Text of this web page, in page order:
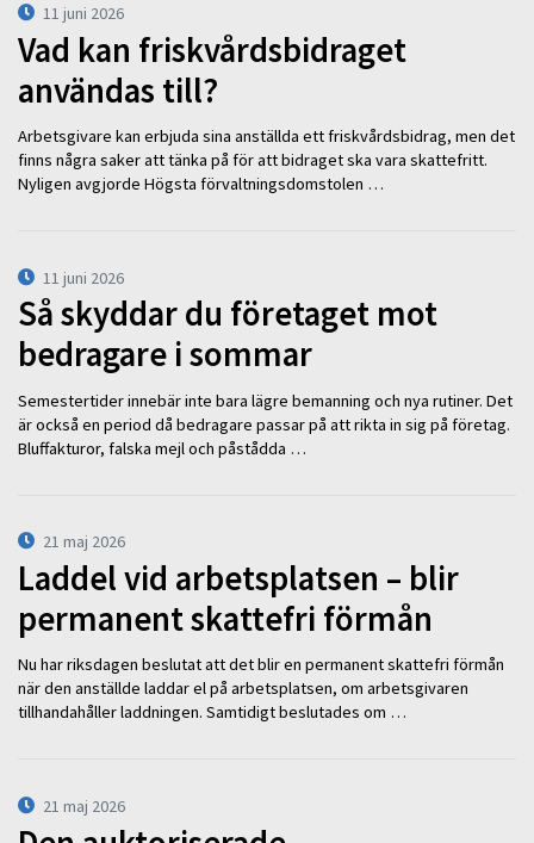
11 juni 2026
Vad kan friskvårdsbidraget
användas till?
Arbetsgivare kan erbjuda sina anställda ett friskvårdsbidrag, men det
finns några saker att tänka på för att bidraget ska vara skattefritt.
Nyligen avgjorde Högsta förvaltningsdomstolen …
11 juni 2026
Så skyddar du företaget mot
bedragare i sommar
Semestertider innebär inte bara lägre bemanning och nya rutiner. Det
är också en period då bedragare passar på att rikta in sig på företag.
Bluffakturor, falska mejl och påstådda …
21 maj 2026
Laddel vid arbetsplatsen – blir
permanent skattefri förmån
Nu har riksdagen beslutat att det blir en permanent skattefri förmån
när den anställde laddar el på arbetsplatsen, om arbetsgivaren
tillhandahåller laddningen. Samtidigt beslutades om …
21 maj 2026